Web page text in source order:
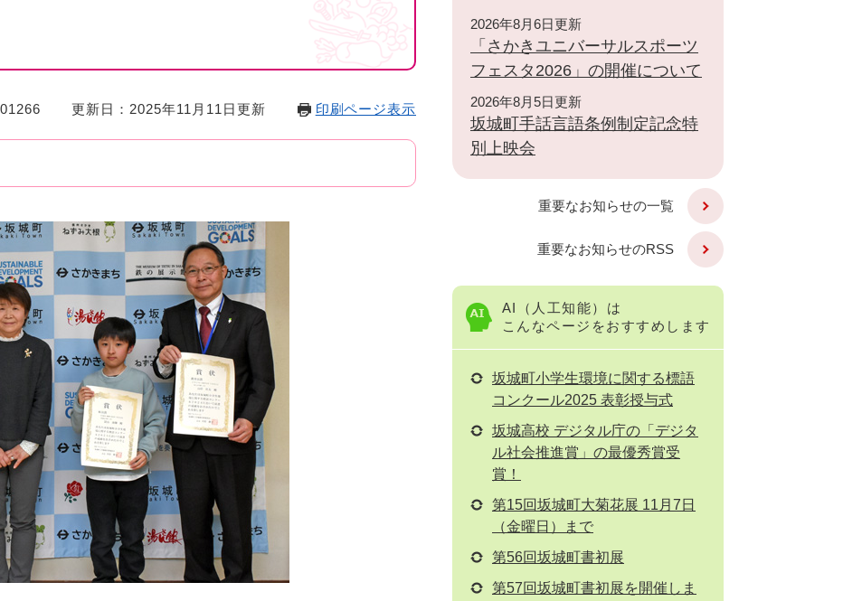
更新日：2025年11月11日更新 印刷ページ表示
2026年8月6日更新
「さかきユニバーサルスポーツ
フェスタ2026」の開催について
2026年8月5日更新
坂城町手話言語条例制定記念特
別上映会
重要なお知らせの一覧
重要なお知らせのRSS
AI（人工知能）は
こんなページをおすすめします
坂城町小学生環境に関する標語
コンクール2025 表彰授与式
坂城高校 デジタル庁の「デジタ
ル社会推進賞」の最優秀賞受
賞！
第15回坂城町大菊花展 11月7日
（金曜日）まで
第56回坂城町書初展
第57回坂城町書初展を開催しま